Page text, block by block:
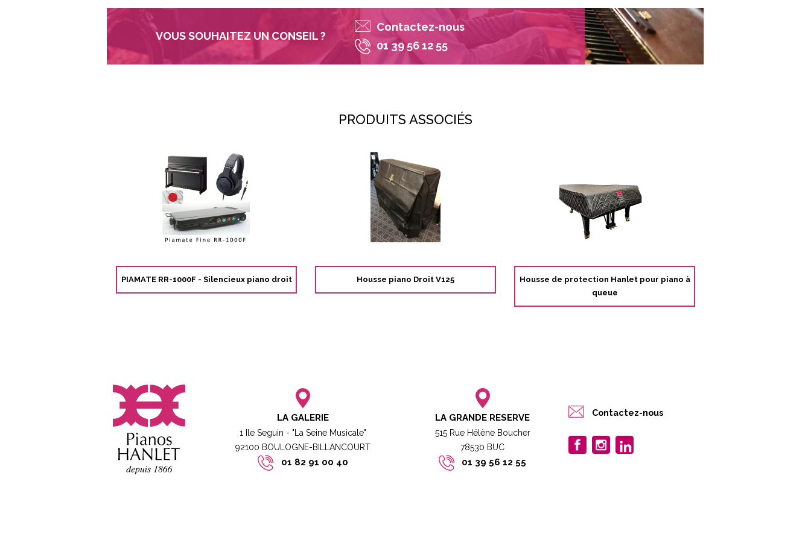
VOUS SOUHAITEZ UN CONSEIL ?
Contactez-nous
01 39 56 12 55
PRODUITS ASSOCIÉS
PIAMATE RR-1000F - Silencieux piano droit Housse piano Droit V125
Housse de protection Hanlet pour piano à
queue
LA GALERIE
1 Ile Seguin - "La Seine Musicale"
92100 BOULOGNE-BILLANCOURT​
01 82 91 00 40
LA GRANDE RESERVE
515 Rue Hélène Boucher
78530 BUC​​
01 39 56 12 55
Contactez-nous